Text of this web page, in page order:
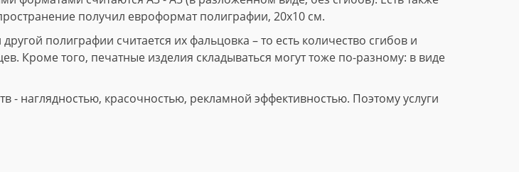
получил евроформат полиграфии, 20х10 см.
полиграфии считается их фальцовка – то есть количество сгибов и
Кроме того, печатные изделия складываться могут тоже по-разному: в виде
наглядностью, красочностью, рекламной эффективностью. Поэтому услуги